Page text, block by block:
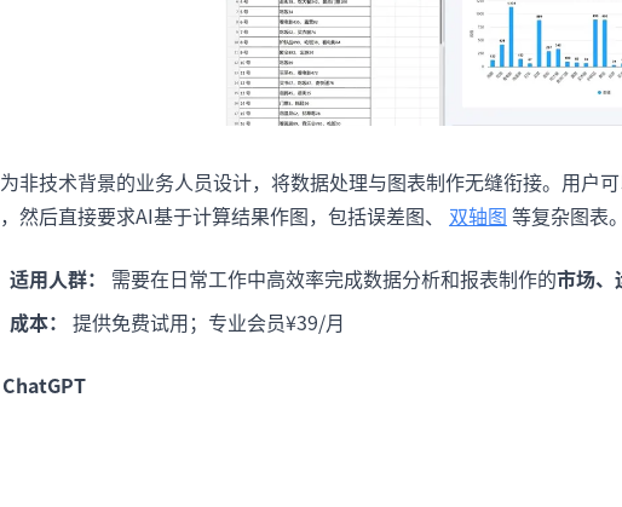
非技术背景的业务人员设计，将数据处理与图表制作无缝衔接。用户
然后直接要求AI基于计算结果作图，包括误差图、
双轴图 等复杂图表。
适用人群： 需要在日常工作中高效率完成数据分析和报表制作的市场、
成本： 提供免费试用；专业会员¥39/月